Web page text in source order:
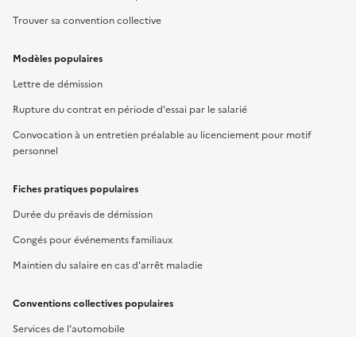
Trouver sa convention collective
Modèles populaires
Lettre de démission
Rupture du contrat en période d'essai par le salarié
Convocation à un entretien préalable au licenciement pour motif
personnel
Fiches pratiques populaires
Durée du préavis de démission
Congés pour événements familiaux
Maintien du salaire en cas d'arrêt maladie
Conventions collectives populaires
Services de l'automobile